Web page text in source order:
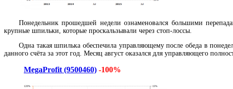
Понедельник прошедшей недели ознаменовался большими
крупные шпильки, которые проскальзывали через стоп-лоссы.
Одна такая шпилька обеспечила управляющему после обеда в
данного счёта за этот год. Месяц август оказался для управляющего
MegaProfit (9500460) -100%